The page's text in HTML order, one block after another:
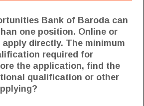
Bank of Baroda can
one position. Online or
directly. The minimum
required for
the application, find the
qualification or other